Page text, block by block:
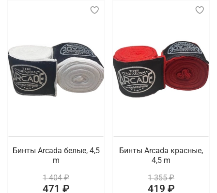
Бинты Arcada белые, 4,5
m
1 404 ₽
471 ₽
Бинты Arcada красные,
4,5 m
1 355 ₽
419 ₽